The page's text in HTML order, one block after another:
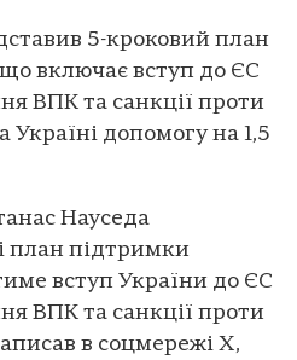
5-кроковий план
включає вступ до ЄС
ВПК та санкції проти
допомогу на 1,5
Науседа
план підтримки
вступ України до ЄС
ВПК та санкції проти
в соцмережі Х,